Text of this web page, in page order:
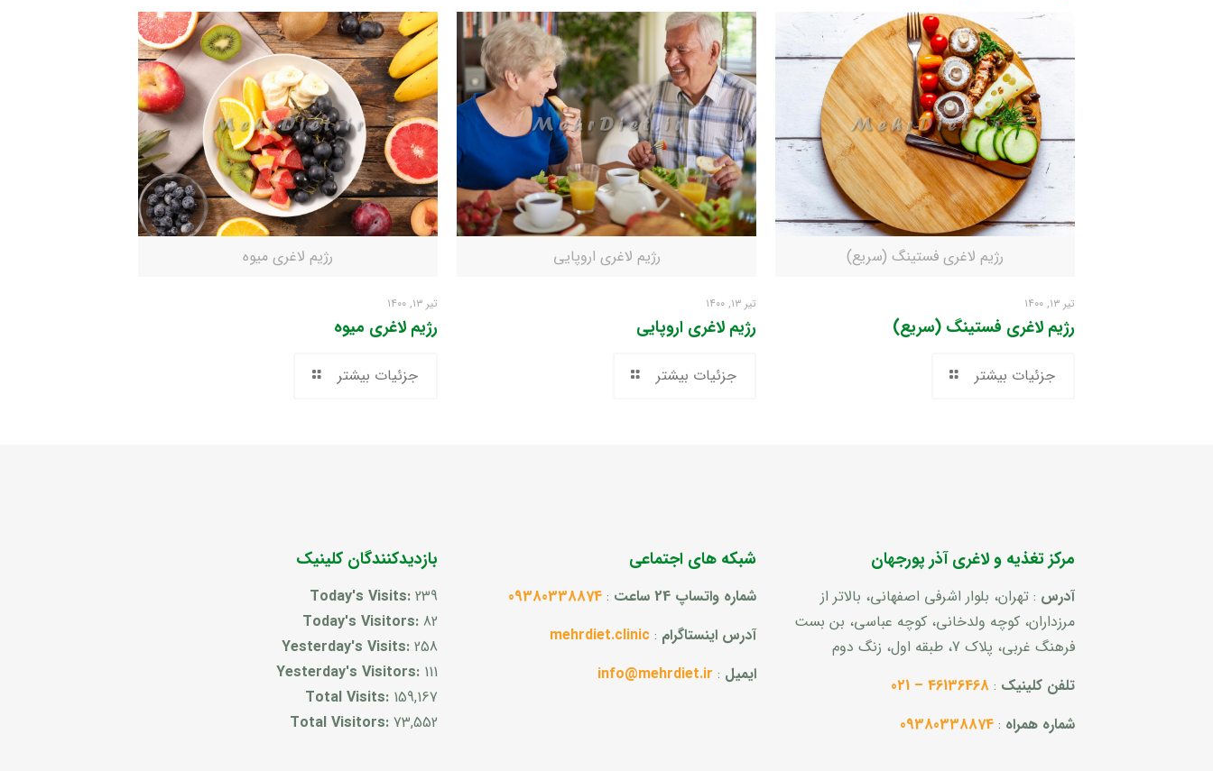
رژیم لاغری فستینگ (سریع)
تیر ۱۳, ۱۴۰۰
رژیم لاغری فستینگ (سریع)
جزئیات بیشتر
رژیم لاغری اروپایی
تیر ۱۳, ۱۴۰۰
رژیم لاغری اروپایی
جزئیات بیشتر
رژیم لاغری میوه
تیر ۱۳, ۱۴۰۰
رژیم لاغری میوه
جزئیات بیشتر
مرکز تغذیه و لاغری آذر پورجهان
آدرس : تهران، بلوار اشرفی اصفهانی، بالاتر از
مرزداران، کوچه ولدخانی، کوچه عباسی، بن بست
فرهنگ غربی، پلاک 7، طبقه اول، زنگ دوم
تلفن کلینیک :
46136468 – 021
شماره همراه :
09380338874
شبکه های اجتماعی
شماره واتساپ 24 ساعت :
09380338874
آدرس اینستاگرام :
mehrdiet.clinic
ایمیل :
info@mehrdiet.ir
بازدیدکنندگان کلینیک
Today's Visits: 239
Today's Visitors: 82
Yesterday's Visits: 258
Yesterday's Visitors: 111
Total Visits: 159,167
Total Visitors: 73,552